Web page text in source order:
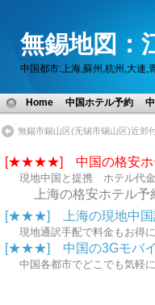
無錫地図：
中国都市:上海,蘇州,杭州,大連,
Home 中国ホテル予約
無錫市錫山区(无锡市锡山区)近郊
[★★★★] 中国の格安ホテ
現地中国と提携 ホテル代
上海の格安ホテル
[★★★] 上海の現地中国
現地通訳手配で料金もお
[★★★] 中国の3Gモバイ
中国各都市でどこでも気